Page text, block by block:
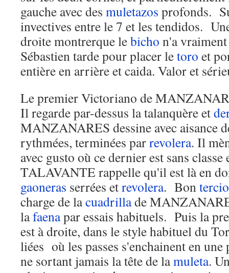
gauche avec des muletazos profonds.
invectives entre le 7 et les tendidos.
droite montrerque lebicho n'a
Sébastien tarde pour placer letoro et
entière en arrière et caida. Valor et
Le premier Victoriano de
Il regarde par-dessus la talanquère et
MANZANARES dessine avec aisance
rythmées, terminées parrevolera. Il
avec gusto où ce dernier est sans
TALAVANTE rappelle qu'il est là en
gaoneras serrées etrevolera. Bontercio
charge de lacuadrillade
lafaenapar essais habituels. Puis la
est à droite, dans le style habituel du
liées où les passes s'enchainent en
ne sortant jamais la tête de lamuleta.